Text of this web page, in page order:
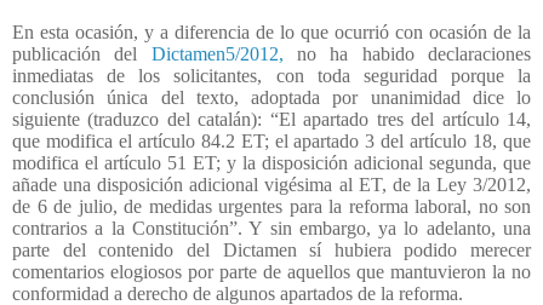
En esta ocasión, y a diferencia de lo que ocurrió con ocasión de la
publicación del Dictamen5/2012, no ha habido declaraciones
inmediatas de los solicitantes, con toda seguridad porque la
conclusión única del texto, adoptada por unanimidad dice lo
siguiente (traduzco del catalán): “El apartado tres del artículo 14,
que modifica el artículo 84.2 ET; el apartado 3 del artículo 18, que
modifica el artículo 51 ET; y la disposición adicional segunda, que
añade una disposición adicional vigésima al ET, de la Ley 3/2012,
de 6 de julio, de medidas urgentes para la reforma laboral, no son
contrarios a la Constitución”. Y sin embargo, ya lo adelanto, una
parte del contenido del Dictamen sí hubiera podido merecer
comentarios elogiosos por parte de aquellos que mantuvieron la no
conformidad a derecho de algunos apartados de la reforma.